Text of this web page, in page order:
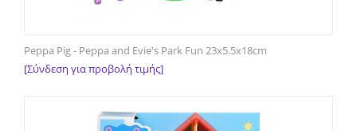
Peppa Pig - Peppa and Evie's Park Fun 23x5.5x18cm
[Σύνδεση για προβολή τιμής]